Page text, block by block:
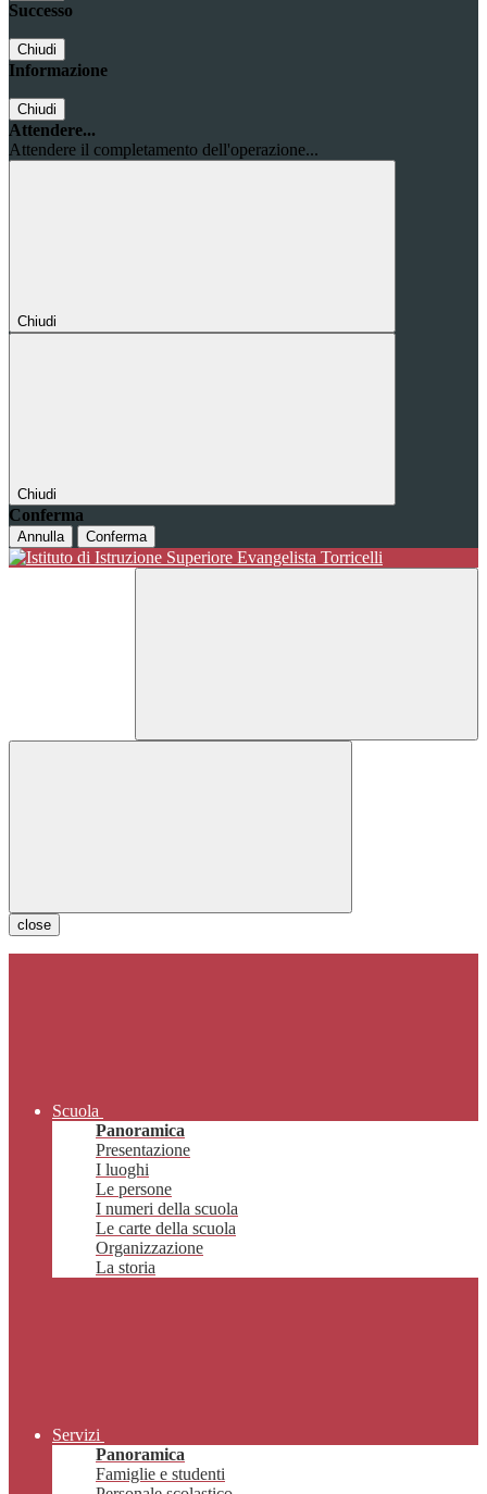
Successo
Chiudi
Informazione
Chiudi
Attendere...
Attendere il completamento dell'operazione...
Chiudi
Chiudi
Conferma
Annulla Conferma
close
Scuola
Panoramica
Presentazione
I luoghi
Le persone
I numeri della scuola
Le carte della scuola
Organizzazione
La storia
Servizi
Panoramica
Famiglie e studenti